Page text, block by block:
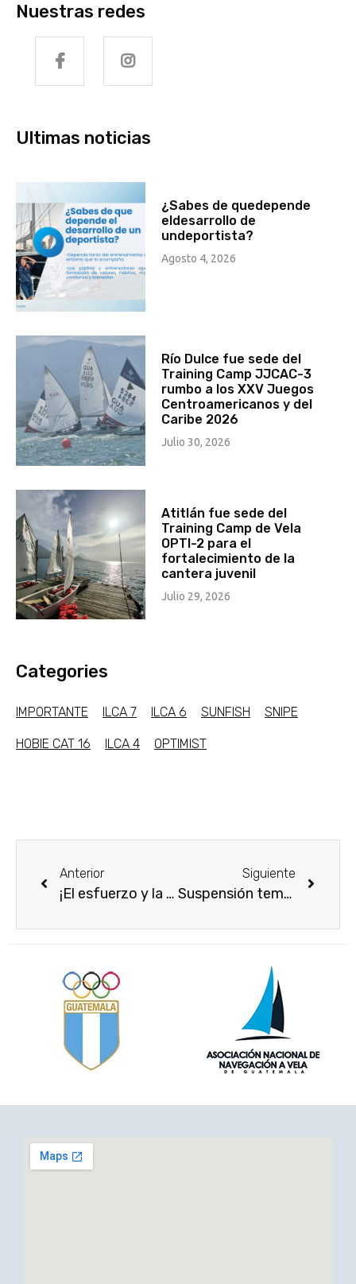
Nuestras redes
Ultimas noticias
¿Sabes de quedepende
eldesarrollo de
undeportista?
Agosto 4, 2026
Río Dulce fue sede del
Training Camp JJCAC-3
rumbo a los XXV Juegos
Centroamericanos y del
Caribe 2026
Julio 30, 2026
Atitlán fue sede del
Training Camp de Vela
OPTI-2 para el
fortalecimiento de la
cantera juvenil
Julio 29, 2026
Categories
IMPORTANTE ILCA 7 ILCA 6 SUNFISH SNIPE
HOBIE CAT 16 ILCA 4 OPTIMIST
Anterior
¡El esfuerzo y la dedicación continúan!
Siguiente
Suspensión temporal de entrenamientos del 16 al 21 de julio de 2026